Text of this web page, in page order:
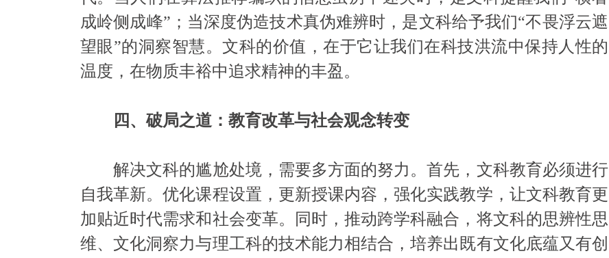
成岭侧成峰”；当深度伪造技术真伪难辨时，是文科给予我们“不畏浮云遮
望眼”的洞察智慧。文科的价值，在于它让我们在科技洪流中保持人性的
温度，在物质丰裕中追求精神的丰盈。
四、破局之道：教育改革与社会观念转变
解决文科的尴尬处境，需要多方面的努力。首先，文科教育必须进行
自我革新。优化课程设置，更新授课内容，强化实践教学，让文科教育更
加贴近时代需求和社会变革。同时，推动跨学科融合，将文科的思辨性思
维、文化洞察力与理工科的技术能力相结合，培养出既有文化底蕴又有创